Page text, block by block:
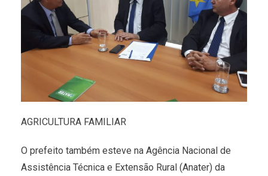
AGRICULTURA FAMILIAR
O prefeito também esteve na Agência Nacional de
Assistência Técnica e Extensão Rural (Anater) da